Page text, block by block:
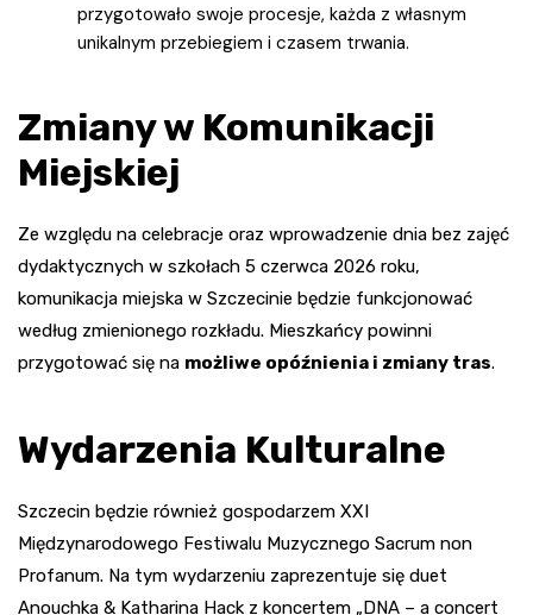
przygotowało swoje procesje, każda z własnym
unikalnym przebiegiem i czasem trwania.
Zmiany w Komunikacji
Miejskiej
Ze względu na celebracje oraz wprowadzenie dnia bez zajęć
dydaktycznych w szkołach 5 czerwca 2026 roku,
komunikacja miejska w Szczecinie będzie funkcjonować
według zmienionego rozkładu. Mieszkańcy powinni
przygotować się na możliwe opóźnienia i zmiany tras.
Wydarzenia Kulturalne
Szczecin będzie również gospodarzem XXI
Międzynarodowego Festiwalu Muzycznego Sacrum non
Profanum. Na tym wydarzeniu zaprezentuje się duet
Anouchka & Katharina Hack z koncertem „DNA – a concert